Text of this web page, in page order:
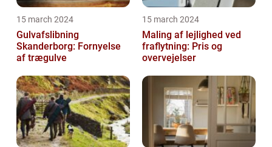
15 march 2024
Gulvafslibning
Skanderborg: Fornyelse
af trægulve
15 march 2024
Maling af lejlighed ved
fraflytning: Pris og
overvejelser